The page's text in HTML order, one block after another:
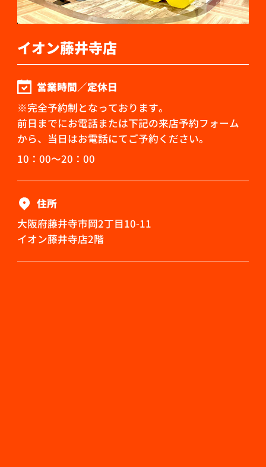
イオン藤井寺店
営業時間／定休日
※完全予約制となっております。
前日までにお電話または下記の来店予約フォーム
から、当日はお電話にてご予約ください。
10：00～20：00
住所
大阪府藤井寺市岡2丁目10-11
イオン藤井寺店2階